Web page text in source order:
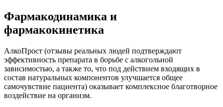
Фармакодинамика и
фармакокинетика
АлкоПрост (отзывы реальных людей подтверждают
эффективность препарата в борьбе с алкогольной
зависимостью, а также то, что под действием входящих в
состав натуральных компонентов улучшается общее
самочувствие пациента) оказывает комплексное благотворное
воздействие на организм.